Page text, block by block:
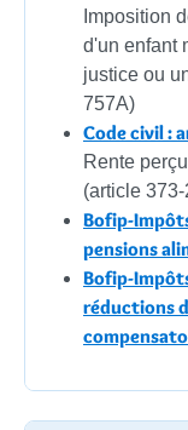
Imposition
d'un enfant
justice ou
757A)
Code civil :
Rente
(article
Bofip-
pensions
Bofip-
réductions